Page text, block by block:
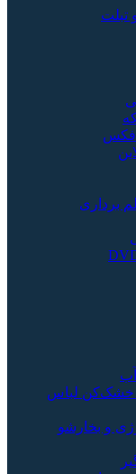
تبلت
فکس
برداری
خشک‌کن لباس
و بخارشو